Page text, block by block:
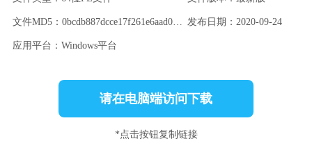
文件MD5：0bcdb887dcce17f261e6aad0c11fe522 发布日期：2020-09-24
应用平台：Windows平台
请在电脑端访问下载
*点击按钮复制链接